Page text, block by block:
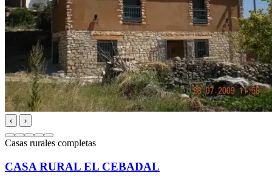
‹ ›
Casas rurales completas
CASA RURAL EL CEBADAL